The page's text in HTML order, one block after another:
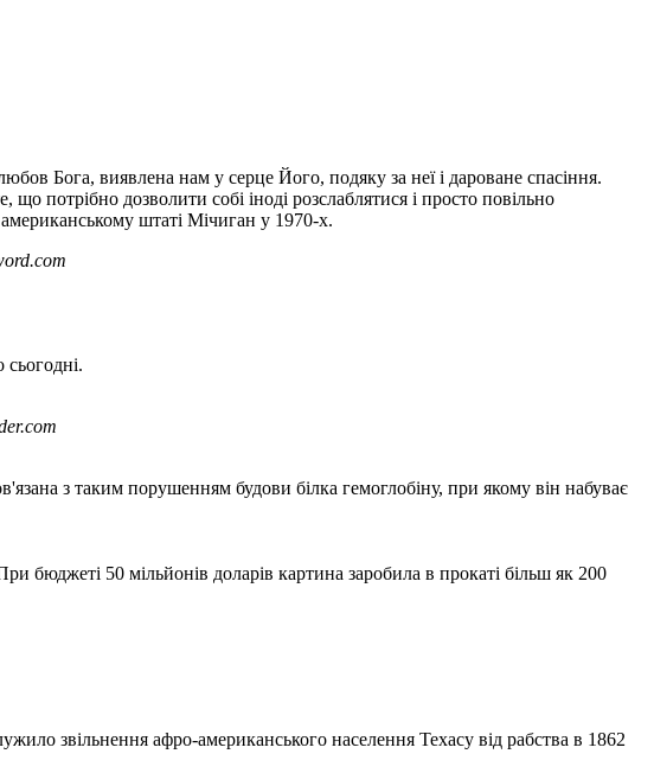
Бога, виявлена ​​нам у серце Його, подяку за неї і дароване спасіння.
потрібно дозволити собі іноді розслаблятися і просто повільно
штаті Мічиган у 1970-х.
з таким порушенням будови білка гемоглобіну, при якому він набуває
бюджеті 50 мільйонів доларів картина заробила в прокаті більш як 200
звільнення афро-американського населення Техасу від рабства в 1862